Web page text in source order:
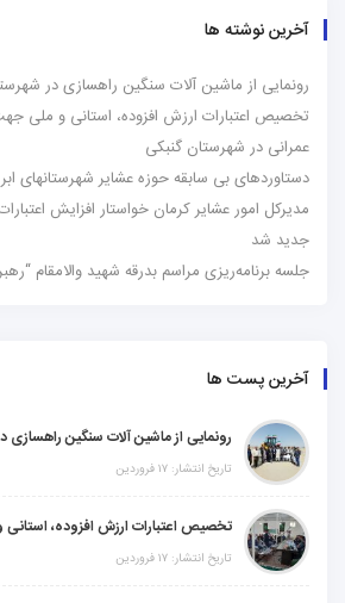
آخرین نوشته ها
رونمایی از ماشین آلات سنگین راهسازی در
تخصیص اعتبارات ارزش افزوده، استانی و ملی
عمرانی در شهرستان گنبکی
دستاوردهای بی سابقه حوزه عشایر شهرستانهای
مدیرکل امور عشایر کرمان خواستار افزایش
جدید شد
جلسه برنامه‌ریزی مراسم بدرقه شهید والامقام
آخرین پست ها
تاریخ انتشار: ۱۷ فروردین
تاریخ انتشار: ۱۷ فروردین